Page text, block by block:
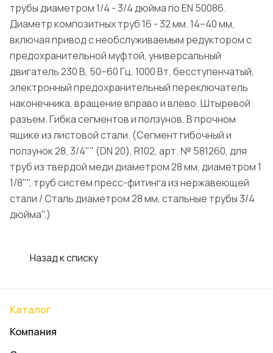
трубы диаметром 1/4 - 3/4 дюйма по EN 50086.
Диаметр композитных труб 16 - 32 мм. 14–40 мм,
включая привод с необслуживаемым редуктором с
предохранительной муфтой, универсальный
двигатель 230 В, 50–60 Гц, 1000 Вт, бесступенчатый,
электронный предохранительный переключатель
наконечника, вращение вправо и влево. Штыревой
разъем. Гибка сегментов и ползунов. В прочном
ящике из листовой стали. (Сегмент гибочный и
ползунок 28, 3/4"" (DN 20), R102, арт. № 581260, для
труб из твердой меди диаметром 28 мм, диаметром 1
1/8"", труб систем пресс-фитинга из нержавеющей
стали / Сталь диаметром 28 мм, стальные трубы 3/4
дюйма".)
Назад к списку
Каталог
Компания